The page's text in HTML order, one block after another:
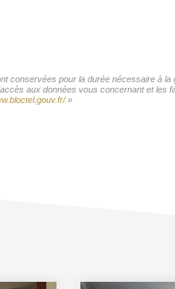
conservées pour la durée nécessaire à la
aux données vous concernant et les
»